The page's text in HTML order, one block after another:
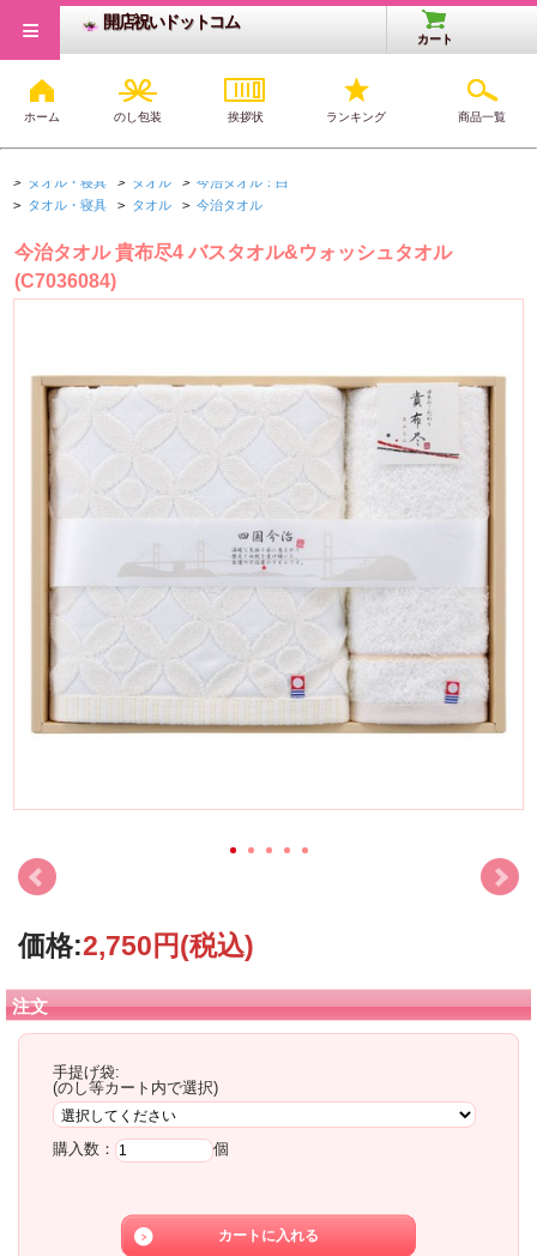
開店祝いドットコム
カート
ホーム のし包装 挨拶状 ランキング 商品一覧
≡
> タオル・寝具 > タオル > 今治タオル：白
> タオル・寝具 > タオル > 今治タオル
今治タオル 貴布尽4 バスタオル&ウォッシュタオル
(C7036084)
価格:2,750円(税込)
注文
手提げ袋:
(のし等カート内で選択)
購入数： 個